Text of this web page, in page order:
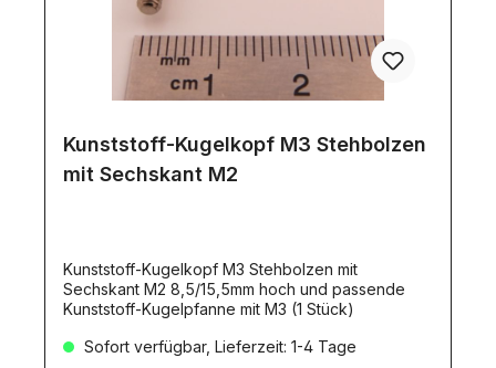
Kunststoff-Kugelkopf M3 Stehbolzen
mit Sechskant M2
Kunststoff-Kugelkopf M3 Stehbolzen mit
Sechskant M2 8,5/15,5mm hoch und passende
Kunststoff-Kugelpfanne mit M3 (1 Stück)
Sofort verfügbar, Lieferzeit: 1-4 Tage